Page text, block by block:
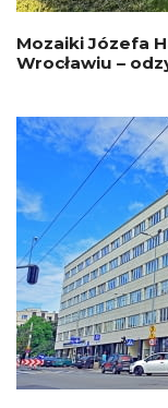
Mozaiki Józefa
Wrocławiu –